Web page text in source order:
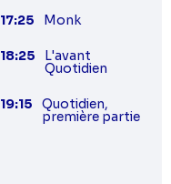
17:25 Monk
18:25 L'avant
Quotidien
19:15 Quotidien,
première partie